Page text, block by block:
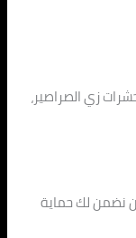
زي الصراصير،
نضمن لك حماية